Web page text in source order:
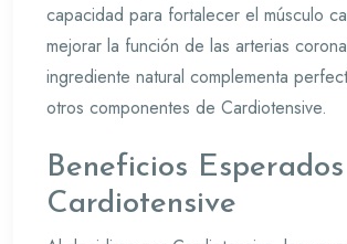
capacidad para fortalecer el músculo
mejorar la función de las arterias
ingrediente natural complementa
otros componentes de Cardiotensive.
Beneficios
Cardiotensive